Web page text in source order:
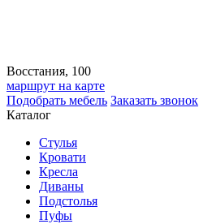
Восстания, 100
маршрут на карте
Подобрать мебель Заказать звонок
Каталог
Стулья
Кровати
Кресла
Диваны
Подстолья
Пуфы